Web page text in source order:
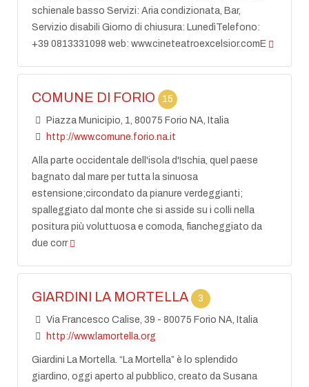
schienale basso Servizi: Aria condizionata, Bar,
Servizio disabili Giorno di chiusura: LunedìTelefono:
+39 0813331098 web: www.cineteatroexcelsior.comE
COMUNE DI FORIO 15
Piazza Municipio, 1, 80075 Forio NA, Italia
http://www.comune.forio.na.it
Alla parte occidentale dell'isola d'Ischia, quel paese
bagnato dal mare per tutta la sinuosa
estensione;circondato da pianure verdeggianti;
spalleggiato dal monte che si asside su i colli nella
positura più voluttuosa e comoda, fiancheggiato da
due corr
GIARDINI LA MORTELLA 3
Via Francesco Calise, 39 - 80075 Forio NA, Italia
http://www.lamortella.org
Giardini La Mortella. “La Mortella” è lo splendido
giardino, oggi aperto al pubblico, creato da Susana